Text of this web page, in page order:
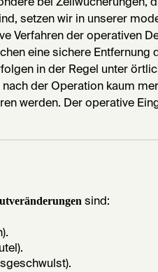
setzen wir in unserer
Verfahren der operativen
eine sichere Entfernung
in der Regel unter
der Operation kaum
werden. Der operative
sind: